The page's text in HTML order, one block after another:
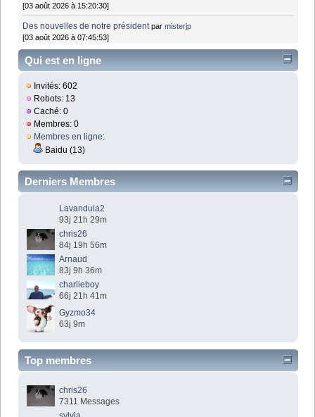
[03 août 2026 à 15:20:30]
Des nouvelles de notre président parmisterjp
[03 août 2026 à 07:45:53]
Qui est en ligne
Invités: 602
Robots: 13
Caché: 0
Membres: 0
Membres en ligne:
Baidu (13)
Derniers Membres
Lavandula2
93j 21h 29m
chris26
84j 19h 56m
Arnaud
83j 9h 36m
charlieboy
66j 21h 41m
Gyzmo34
63j 9m
Top membres
chris26
7311 Messages